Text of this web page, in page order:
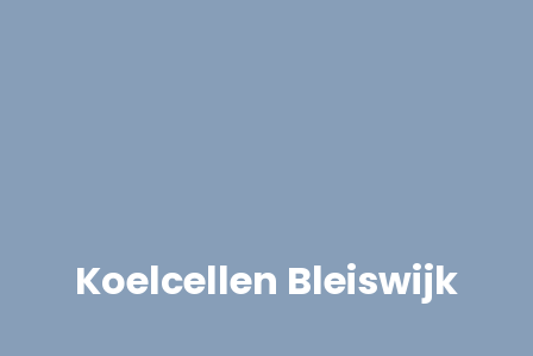
Koelcellen Bleiswijk